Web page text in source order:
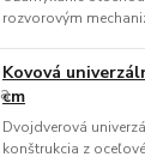
rozvorovým
Kovová
cm
Dvojdverová
konštrukcia z